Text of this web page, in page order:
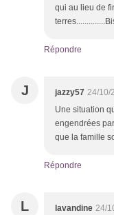
qui au lieu de
Répondre
J jazzy57 24/10/
Une situation
engendrées
que la famille
Répondre
L lavandine 24/